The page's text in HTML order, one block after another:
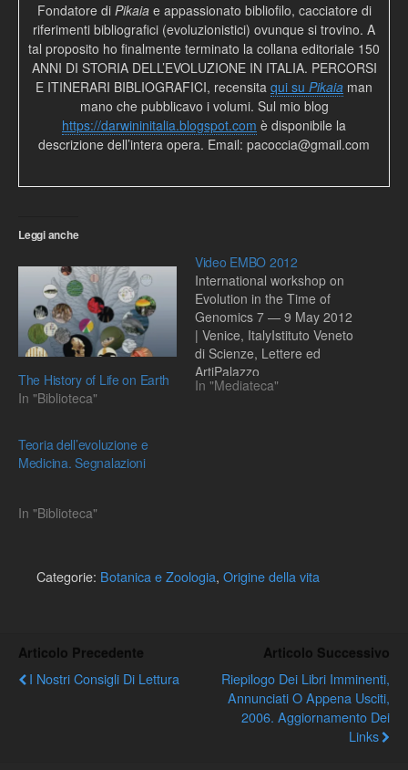
Fondatore di Pikaiae appassionato bibliofilo, cacciatore di
riferimenti bibliografici (evoluzionistici) ovunque si trovino. A
tal proposito ho finalmente terminato la collana editoriale 150
ANNI DI STORIA DELL’EVOLUZIONE IN ITALIA. PERCORSI
E ITINERARI BIBLIOGRAFICI, recensita qui su Pikaia man
mano che pubblicavo i volumi. Sul mio blog
https://darwininitalia.blogspot.com è disponibile la
descrizione dell’intera opera. Email: pacoccia@gmail.com
Leggi anche
The History of Life on Earth
In "Biblioteca"
Video EMBO 2012
International workshop on
Evolution in the Time of
Genomics 7 — 9 May 2012
| Venice, ItalyIstituto Veneto
di Scienze, Lettere ed
ArtiPalazzo
FranchettiABOUT THE
In "Mediateca"
Teoria dell’evoluzione e
Medicina. Segnalazioni
In "Biblioteca"
Categorie: Botanica e Zoologia, Origine della vita
Articolo Precedente
I Nostri Consigli Di Lettura
Articolo Successivo
Riepilogo Dei Libri Imminenti,
Annunciati O Appena Usciti,
2006. Aggiornamento Dei
Links